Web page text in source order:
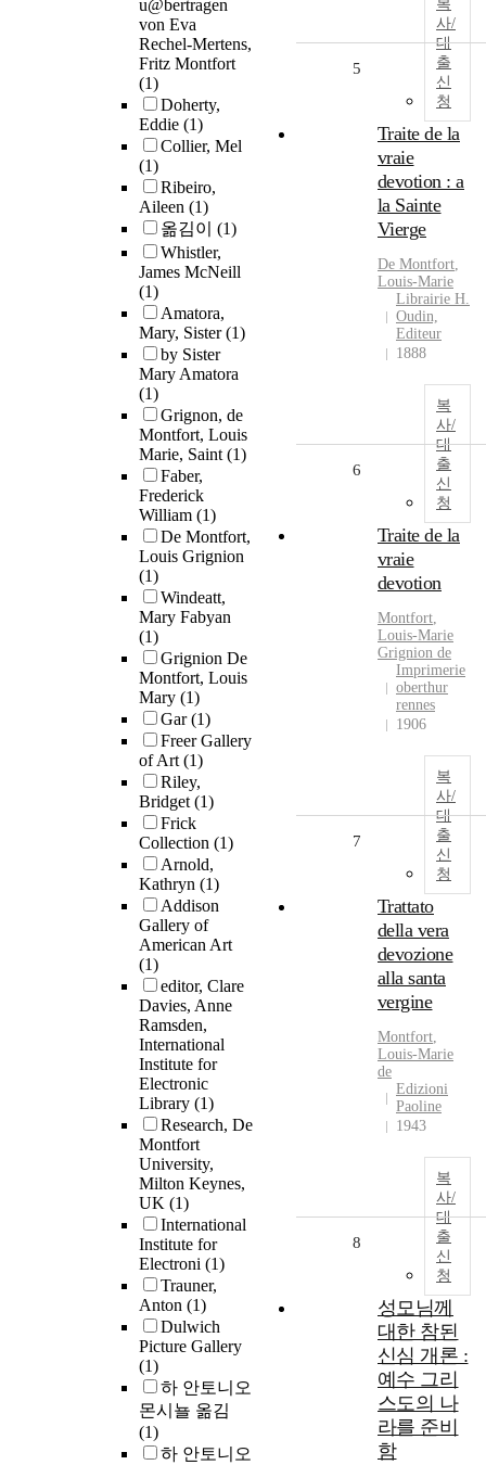
u@bertragen
von Eva
Rechel-Mertens,
Fritz Montfort
(1)
Doherty,
Eddie (1)
Collier, Mel
(1)
Ribeiro,
Aileen (1)
옮김이 (1)
Whistler,
James McNeill
(1)
Amatora,
Mary, Sister(1)
by Sister
Mary Amatora
(1)
Grignon, de
Montfort, Louis
Marie, Saint(1)
Faber,
Frederick
William (1)
De Montfort,
Louis Grignion
(1)
Windeatt,
Mary Fabyan
(1)
Grignion De
Montfort, Louis
Mary (1)
Gar(1)
Freer Gallery
of Art(1)
Riley,
Bridget(1)
Frick
Collection (1)
Arnold,
Kathryn (1)
Addison
Gallery of
American Art
(1)
editor, Clare
Davies, Anne
Ramsden,
International
Institute for
Electronic
Library (1)
Research, De
Montfort
University,
Milton Keynes,
UK (1)
International
Institute for
Electroni (1)
Trauner,
Anton (1)
Dulwich
Picture Gallery
(1)
하 안토니오
몬시뇰 옮김
(1)
하 안토니오
복
사/
대
출
신
청
5
Traite de la
vraie
devotion : a
la Sainte
Vierge
De Montfort,
Louis-Marie
Librairie H.
Oudin,
Editeur
1888
복
사/
대
출
신
청
6
Traite de la
vraie
devotion
Montfort,
Louis-Marie
Grignion de
Imprimerie
oberthur
rennes
1906
복
사/
대
출
신
청
7
Trattato
della vera
devozione
alla santa
vergine
Montfort,
Louis-Marie
de
Edizioni
Paoline
1943
복
사/
대
출
신
청
8
성모님께
대한 참된
신심 개론 :
예수 그리
스도의 나
라를 준비
함